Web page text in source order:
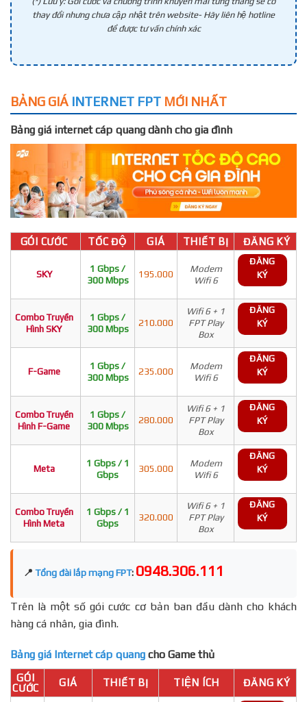
thay đổi nhưng chưa cập nhật trên website- Hãy liên hệ hotline
để được tư vấn chính xác
BẢNG GIÁ INTERNET FPT MỚI NHẤT
Bảng giá internet cáp quang dành cho gia đình
GÓI CƯỚC TỐC ĐỘ GIÁ THIẾT BỊ ĐĂNG KÝ
SKY
1 Gbps /
300 Mbps
195.000
Modem
Wifi 6
ĐĂNG
KÝ
Combo Truyền
Hình SKY
1 Gbps /
300 Mbps
210.000
Wifi 6 + 1
FPT Play
Box
ĐĂNG
KÝ
F-Game
1 Gbps /
300 Mbps
235.000
Modem
Wifi 6
ĐĂNG
KÝ
Combo Truyền
Hình F-Game
1 Gbps /
300 Mbps
280.000
Wifi 6 + 1
FPT Play
Box
ĐĂNG
KÝ
Meta
1 Gbps / 1
Gbps
305.000
Modem
Wifi 6
ĐĂNG
KÝ
Combo Truyền
Hình Meta
1 Gbps / 1
Gbps
320.000
Wifi 6 + 1
FPT Play
Box
ĐĂNG
KÝ
📍 Tổng đài lắp mạng FPT: 0948.306.111
Trên là một số gói cước cơ bản ban đầu dành cho khách
hàng cá nhân, gia đình.
Bảng giá Internet cáp quang cho Game thủ
GÓI
CƯỚC
GIÁ THIẾT BỊ TIỆN ÍCH ĐĂNG KÝ